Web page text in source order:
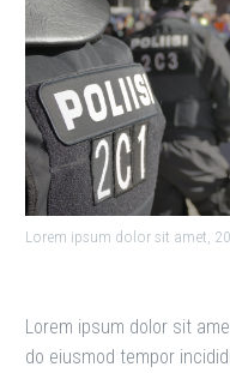
Lorem ipsum dolor sit amet,
Lorem ipsum dolor sit
do eiusmod tempor